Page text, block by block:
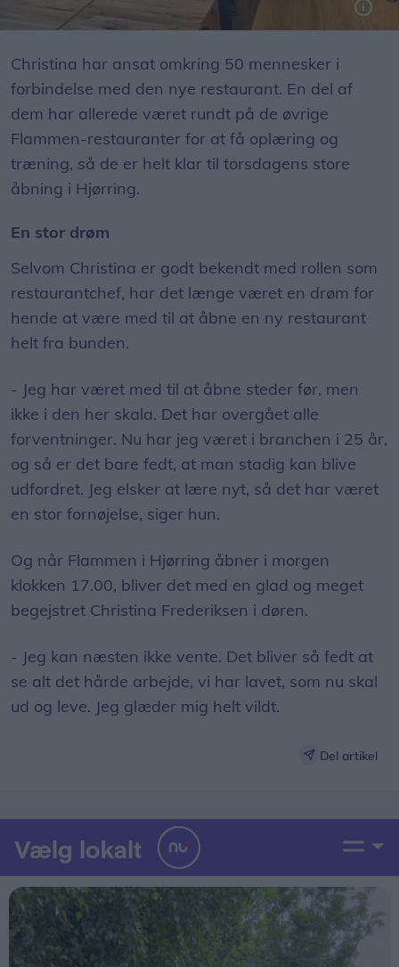
Christina har ansat omkring 50 mennesker i
forbindelse med den nye restaurant. En del af
dem har allerede været rundt på de øvrige
Flammen-restauranter for at få oplæring og
træning, så de er helt klar til torsdagens store
åbning i Hjørring.
En stor drøm
Selvom Christina er godt bekendt med rollen som
restaurantchef, har det længe været en drøm for
hende at være med til at åbne en ny restaurant
helt fra bunden.
- Jeg har været med til at åbne steder før, men
ikke i den her skala. Det har overgået alle
forventninger. Nu har jeg været i branchen i 25 år,
og så er det bare fedt, at man stadig kan blive
udfordret. Jeg elsker at lære nyt, så det har været
en stor fornøjelse, siger hun.
Og når Flammen i Hjørring åbner i morgen
klokken 17.00, bliver det med en glad og meget
begejstret Christina Frederiksen i døren.
- Jeg kan næsten ikke vente. Det bliver så fedt at
se alt det hårde arbejde, vi har lavet, som nu skal
ud og leve. Jeg glæder mig helt vildt.
Del artikel